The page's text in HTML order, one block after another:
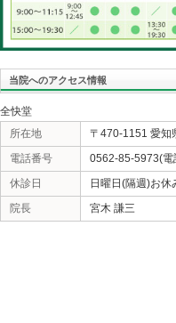
裟と考えず一刻も早く
いんです。万が一『人
に、誰でもなる恐ろし
にして免疫力を上げまし
«何処から洗う？